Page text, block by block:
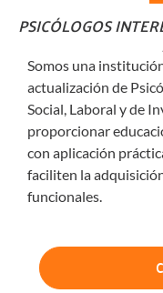
PSICÓLOGOS
Somos una
actualización de
Social, Laboral y de
proporcionar
con aplicación
faciliten la
funcionales.